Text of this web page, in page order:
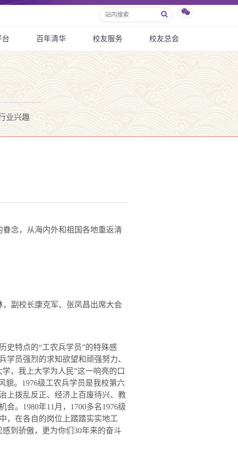
台 百年清华 校友服务 校友总会
业兴趣
念，从海内外和祖国各地重返清
副校长康克军、张凤昌出席大会
史特点的“工农兵学员”的特殊感
员强烈的求知欲望和顽强努力、
，我上大学为人民”这一响亮的口
貌。 1976级工农兵学员是我校第六
上拨乱反正、经济上百废待兴、教
会。 1980年11 月， 1700多名1976级
，在各自的岗位上踏踏实实地工
到骄傲，更为你们 30年来的奋斗